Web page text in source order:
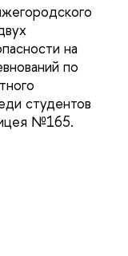
на
по
студентов
№165.